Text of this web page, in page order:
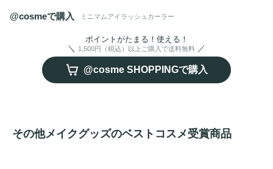
@cosmeで購入 ミニマムアイラッシュカーラー
ポイントがたまる！使える！
1,500円（税込）以上ご購入で送料無料
@cosme SHOPPINGで購入
その他メイクグッズのベストコスメ受賞商品